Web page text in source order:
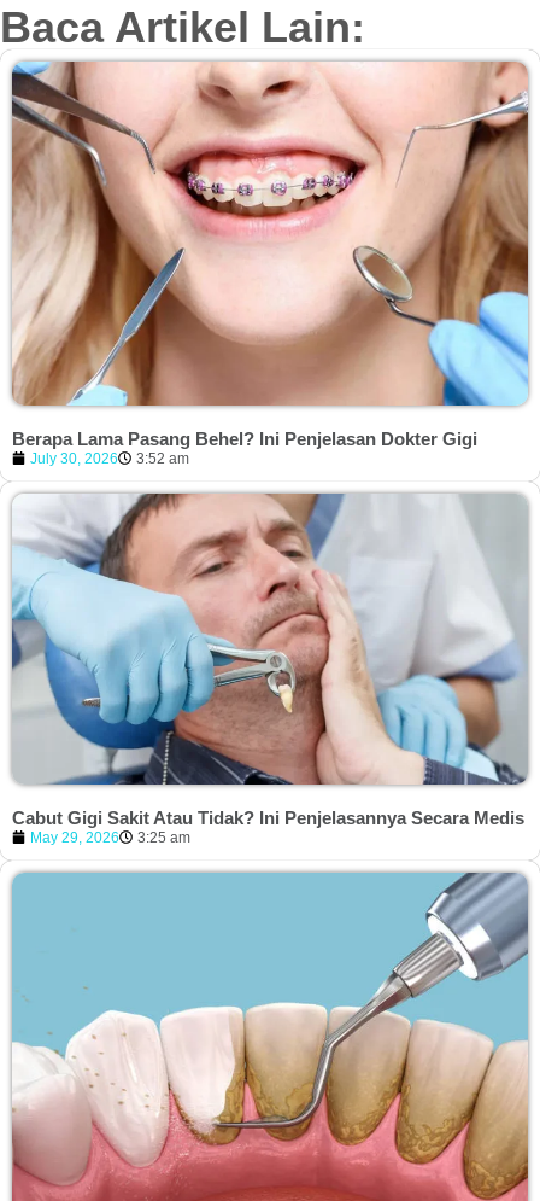
Baca Artikel Lain:
Berapa Lama Pasang Behel? Ini Penjelasan Dokter Gigi
July 30, 2026 3:52 am
Cabut Gigi Sakit Atau Tidak? Ini Penjelasannya Secara Medis
May 29, 2026 3:25 am